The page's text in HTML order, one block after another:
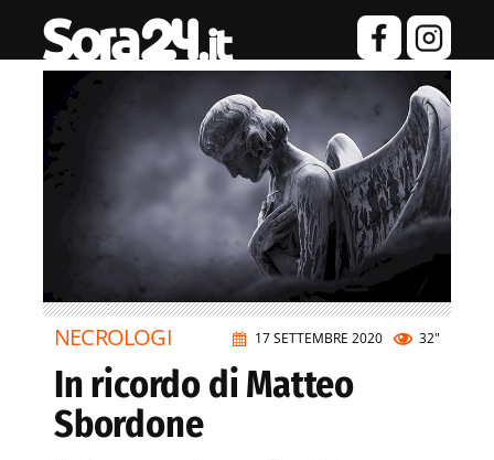
17 SETTEMBRE 2020 32"
NECROLOGI
In ricordo di Matteo
Sbordone